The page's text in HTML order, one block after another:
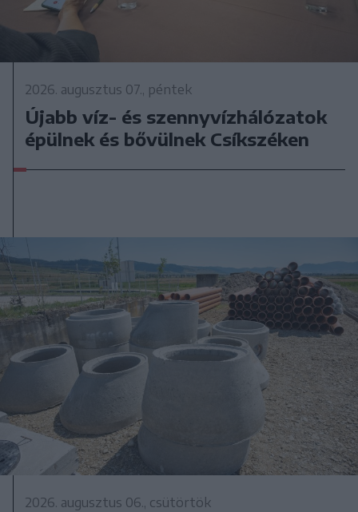
2026. augusztus 07., péntek
Újabb víz- és szennyvízhálózatok
épülnek és bővülnek Csíkszéken
2026. augusztus 06., csütörtök